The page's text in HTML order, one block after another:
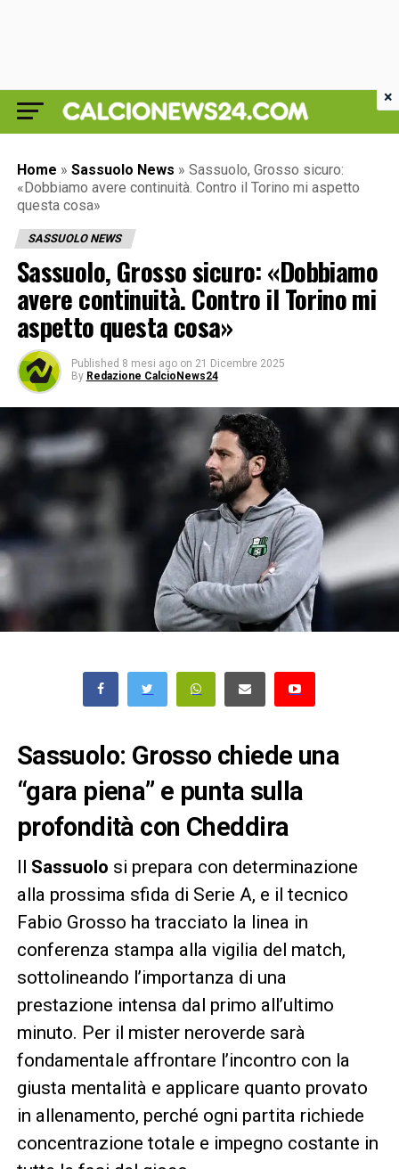
Home » Sassuolo News » Sassuolo, Grosso sicuro:
«Dobbiamo avere continuità. Contro il Torino mi aspetto
questa cosa»
SASSUOLO NEWS
Sassuolo, Grosso sicuro: «Dobbiamo
avere continuità. Contro il Torino mi
aspetto questa cosa»
Published 8 mesi ago on 21 Dicembre 2025
By Redazione CalcioNews24
Sassuolo: Grosso chiede una
“gara piena” e punta sulla
profondità con Cheddira
Il Sassuolo si prepara con determinazione
alla prossima sfida di Serie A, e il tecnico
Fabio Grosso ha tracciato la linea in
conferenza stampa alla vigilia del match,
sottolineando l’importanza di una
prestazione intensa dal primo all’ultimo
minuto. Per il mister neroverde sarà
fondamentale affrontare l’incontro con la
giusta mentalità e applicare quanto provato
in allenamento, perché ogni partita richiede
concentrazione totale e impegno costante in
×